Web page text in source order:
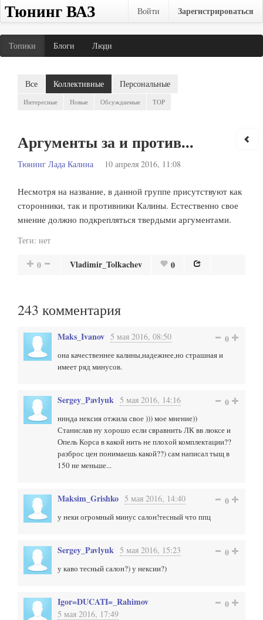
Тюнинг ВАЗ Войти Зарегистрироваться
Топики Блоги Люди
Все Коллективные Персональные
Интересные Новые Обсуждаемые TOP
Аргументы за и против...
Тюнинг Лада Калина 10 апреля 2016, 11:08
Несмотря на название, в данной группе присутствуют как
сторонники, так и противники Калины. Естественно свое
мнение должно подкрепляться твердыми аргументами.
Теги: нет
0 Vladimir_Tolkachev 0
243 комментария
Maks_Ivanov 5 мая 2016, 08:50 0
она качественнее калины,надежнее,но страшная и
имеет ряд минусов.
Sergey_Pavlyuk 5 мая 2016, 14:16 0
нннда нексия отжила свое ))) мое мнение))
Станислав ну хорошо если свравнить ЛК вв люксе и
Опель Корса в какой нить не плохой комплектации??
разброс цен понимаешь какой??) сам написал тыщ в
150 не меньше...
Maksim_Grishko 5 мая 2016, 14:40 0
у неки огромный минус салон!тесный что ппц
Sergey_Pavlyuk 5 мая 2016, 15:23 0
у каво тесный салон?) у нексии?)
Igor=DUCATI=_Rahimov
5 мая 2016, 17:49
0